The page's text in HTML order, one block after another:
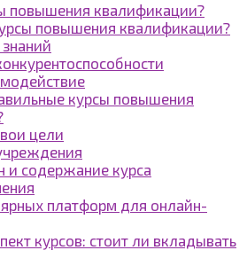
повышения квалификации?
повышения квалификации?
знаний
курсы повышения
цели
и содержание курса
платформ для онлайн-
курсов: стоит ли вкладывать